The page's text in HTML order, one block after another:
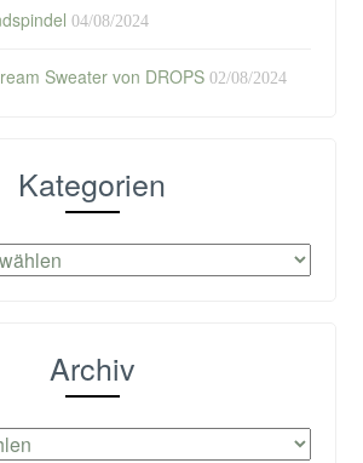
04/08/2024
Sweater von DROPS 02/08/2024
Kategorien
Archiv